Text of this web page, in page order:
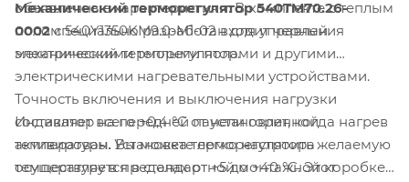
объявленные характеристики. В комплекте с теплым
полом 540Y1350KM9.0-M1-02 входит черный
механический терморегулятор.
Механический терморегулятор 540TM70.26-
0002специально разработан для управления
электрическими теплыми полами и другими
электрическими нагревательными устройствами.
Точность включения и выключения нагрузки
составляет всего +0,4 °C от установленной
температуры. Вы можете легко настроить желаемую
температуру в пределах от +5 до +40 °C. Этот
Индикатор на передней панели горит, когда нагрев
активирован. Установка терморегулятора
осуществляется в стандартной монтажной коробке